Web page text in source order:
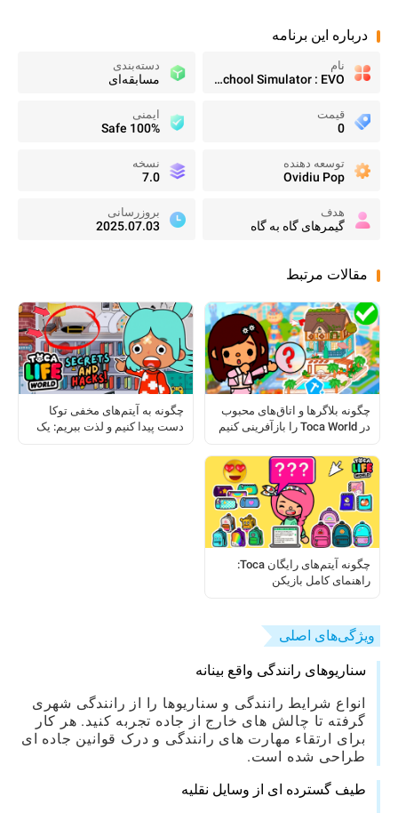
درباره این برنامه
نام
Driving School Simulator : EVO
دسته‌بندی
مسابقه‌ای
قیمت
0
ایمنی
100% Safe
توسعه دهنده
Ovidiu Pop
نسخه
7.0
هدف
گیمرهای گاه به گاه
بروزرسانی
2025.07.03
مقالات مرتبط
چگونه بلاگرها و اتاق‌های محبوب
در Toca World را بازآفرینی کنیم
چگونه به آیتم‌های مخفی توکا
دست پیدا کنیم و لذت ببریم: یک
چگونه آیتم‌های رایگان Toca:
راهنمای کامل بازیکن
ویژگی‌های اصلی
سناریوهای رانندگی واقع بینانه
انواع شرایط رانندگی و سناریوها را از رانندگی شهری
گرفته تا چالش های خارج از جاده تجربه کنید. هر کار
برای ارتقاء مهارت های رانندگی و درک قوانین جاده ای
طراحی شده است.
طیف گسترده ای از وسایل نقلیه